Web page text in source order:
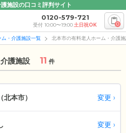
施設の口コミ評判サイト
0120-579-721
受付 10:00〜19:00土日祝OK 0
・介護施設一覧 北本市の有料老人ホーム・介護
護施設 11 件
北本市） 変更
変更